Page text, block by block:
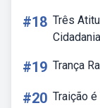
#18 Três
#19 Trança
#20 Traição